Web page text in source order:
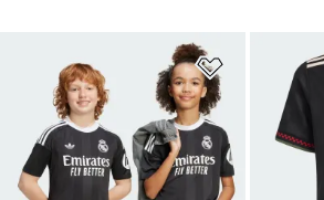
Dodaj do